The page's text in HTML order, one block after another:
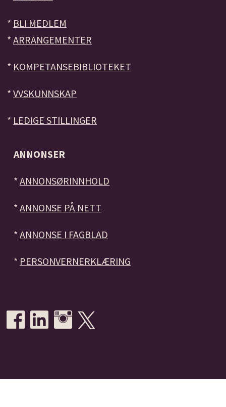
* BLI MEDLEM
* ARRANGEMENTER
* KOMPETANSEBIBLIOTEKET
* VVSKUNNSKAP
* LEDIGE STILLINGER
ANNONSER
*ANNONSØRINNHOLD
*ANNONSE PÅ NETT
*ANNONSE I FAGBLAD
* PERSONVERNERKLÆRING